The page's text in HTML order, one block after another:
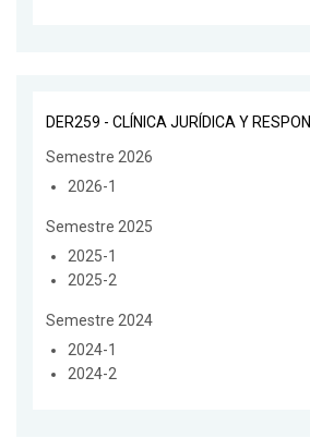
DER259 - CLÍNICA JURÍDICA Y
Semestre 2026
2026-1
Semestre 2025
2025-1
2025-2
Semestre 2024
2024-1
2024-2